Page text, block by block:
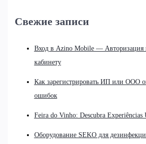
Свежие записи
Вход в Azino Mobile — Авторизация
кабинету
Как зарегистрировать ИП или ООО
ошибок
Feira do Vinho: Descubra Experiências
Оборудование SEKO для